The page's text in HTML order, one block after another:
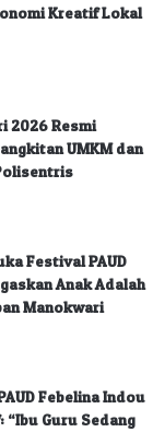
Kreatif Lokal
2026 Resmi
UMKM dan
Festival PAUD
Anak Adalah
Manokwari
Febelina Indou
“Ibu Guru Sedang